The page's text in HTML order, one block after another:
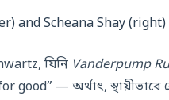
and Scheana Shay
যিনি Vanderpump
good” — অর্থাৎ,